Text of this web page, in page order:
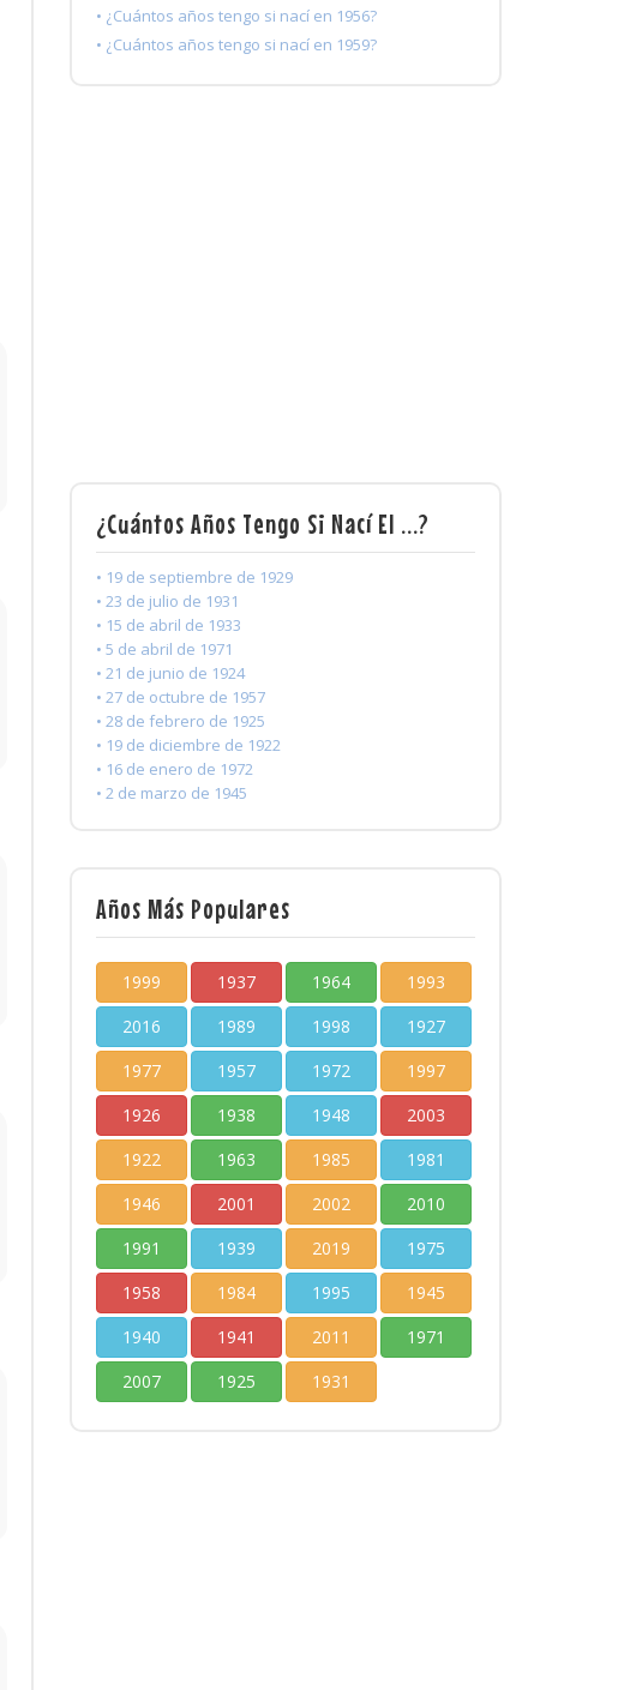
• ¿Cuántos años tengo si nací en 1956?
• ¿Cuántos años tengo si nací en 1959?
¿Cuántos Años Tengo Si Nací El ...?
• 19 de septiembre de 1929
• 23 de julio de 1931
• 15 de abril de 1933
• 5 de abril de 1971
• 21 de junio de 1924
• 27 de octubre de 1957
• 28 de febrero de 1925
• 19 de diciembre de 1922
• 16 de enero de 1972
• 2 de marzo de 1945
Años Más Populares
1999 1937 1964
1993
2016
1989 1998
1927
1977
1957 1972
1997
1926
1938 1948
2003
1922
1963 1985
1981
1946
2001 2002
2010
1991
1939 2019
1975
1958
1984 1995
1945
1940
1941 2011
1971
2007
1925 1931